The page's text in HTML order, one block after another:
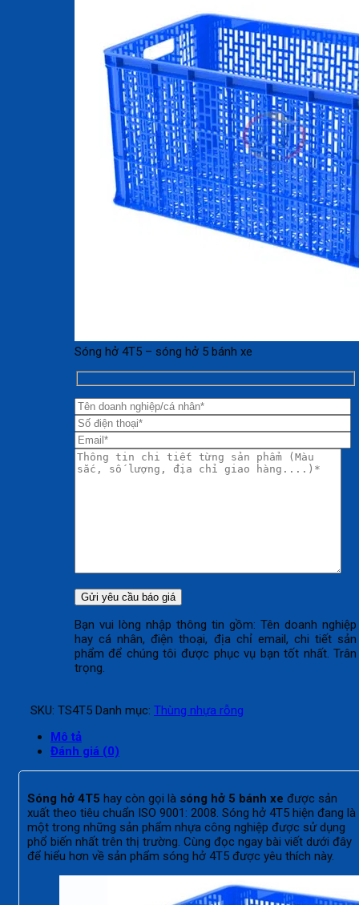
Sóng hở 4T5 – sóng hở 5 bánh xe
Bạn vui lòng nhập thông tin gồm: Tên doanh nghiệp
hay cá nhân, điện thoại, địa chỉ email, chi tiết sản
phẩm để chúng tôi được phục vụ bạn tốt nhất. Trân
trọng.
SKU: TS4T5 Danh mục: Thùng nhựa rỗng
Mô tả
Đánh giá (0)
Sóng hở 4T5 hay còn gọi là sóng hở 5 bánh xe được sản
xuất theo tiêu chuẩn ISO 9001: 2008. Sóng hở 4T5 hiện đang là
một trong những sản phẩm nhựa công nghiệp được sử dụng
phổ biến nhất trên thị trường. Cùng đọc ngay bài viết dưới đây
để hiểu hơn về sản phẩm sóng hở 4T5 được yêu thích này.